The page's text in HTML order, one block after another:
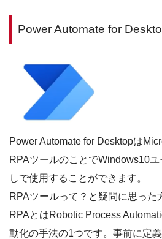
Power Automate for
Power Automate for Desktopは
RPAツールのことでWindows10
しで使用することができます。
RPAツールって？と疑問に思った
RPAとはRobotic Process
動化の手法の1つです。事前に定